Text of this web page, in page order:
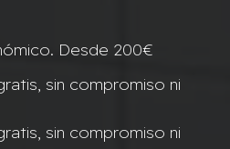
Desde 200€
sin compromiso ni
sin compromiso ni